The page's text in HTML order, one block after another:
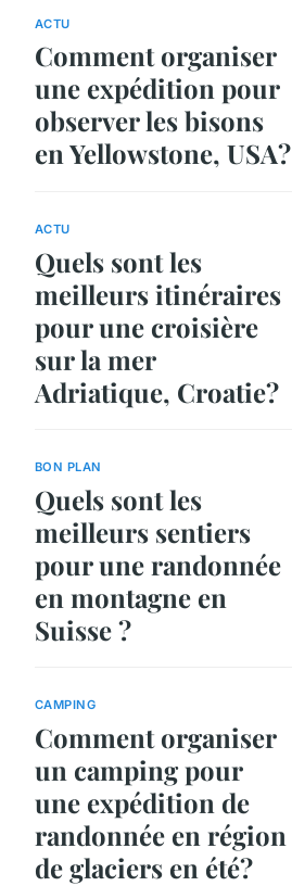
ACTU
Comment organiser
une expédition pour
observer les bisons
en Yellowstone, USA?
ACTU
Quels sont les
meilleurs itinéraires
pour une croisière
sur la mer
Adriatique, Croatie?
BON PLAN
Quels sont les
meilleurs sentiers
pour une randonnée
en montagne en
Suisse ?
CAMPING
Comment organiser
un camping pour
une expédition de
randonnée en région
de glaciers en été?